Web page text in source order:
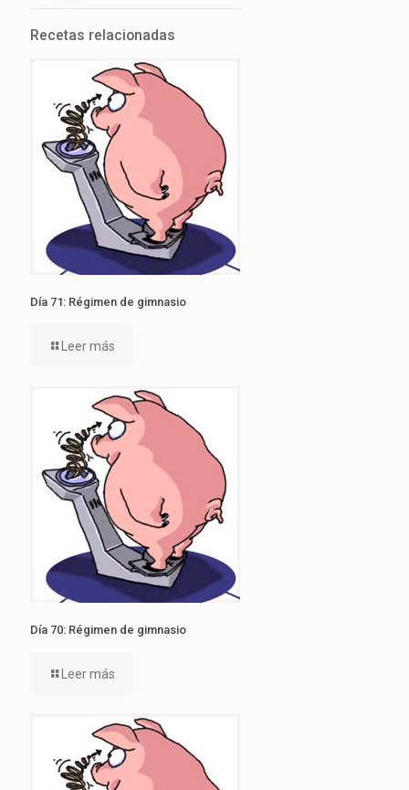
Recetas relacionadas
Día 71: Régimen de gimnasio
Leer más
Día 70: Régimen de gimnasio
Leer más